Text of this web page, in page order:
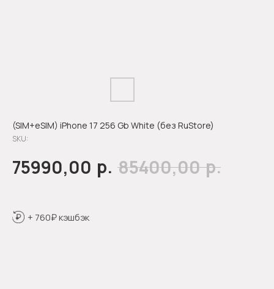
(SIM+eSIM) iPhone 17 256 Gb White (без RuStore)
SKU:
75990,00 р. 85400,00 р.
+ 760₽ кэшбэк